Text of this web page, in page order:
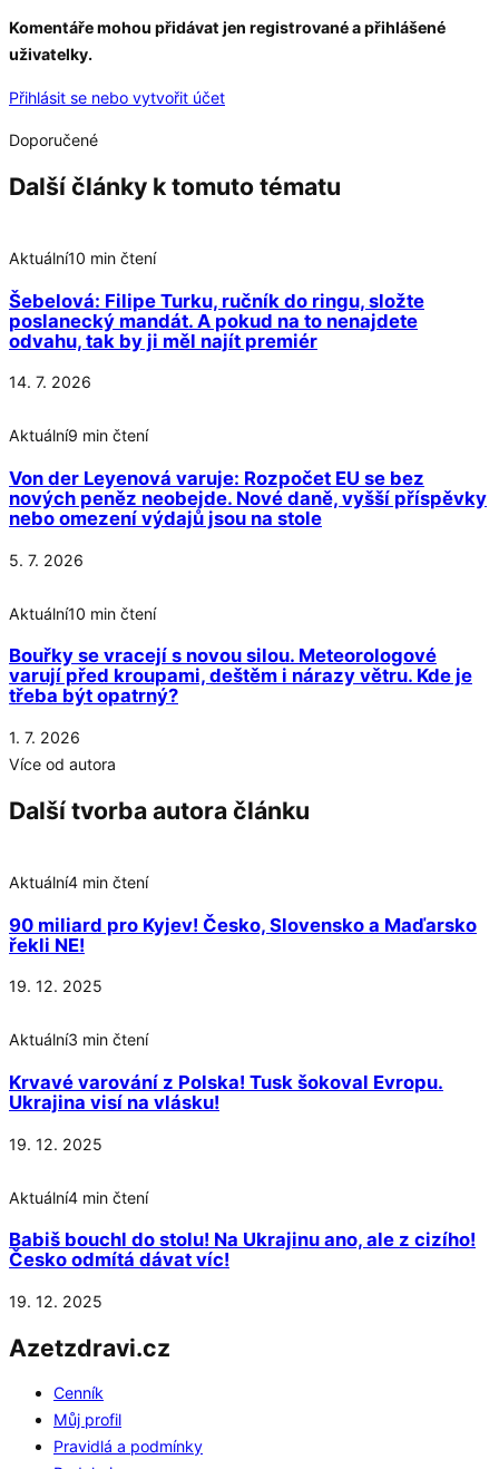
Komentáře mohou přidávat jen registrované a přihlášené
uživatelky.
Přihlásit se nebo vytvořit účet
Doporučené
Další články k tomuto tématu
Aktuální10 min čtení
Šebelová: Filipe Turku, ručník do ringu, složte
poslanecký mandát. A pokud na to nenajdete
odvahu, tak by ji měl najít premiér
14. 7. 2026
Aktuální9 min čtení
Von der Leyenová varuje: Rozpočet EU se bez
nových peněz neobejde. Nové daně, vyšší příspěvky
nebo omezení výdajů jsou na stole
5. 7. 2026
Aktuální10 min čtení
Bouřky se vracejí s novou silou. Meteorologové
varují před kroupami, deštěm i nárazy větru. Kde je
třeba být opatrný?
1. 7. 2026
Více od autora
Další tvorba autora článku
Aktuální4 min čtení
90 miliard pro Kyjev! Česko, Slovensko a Maďarsko
řekli NE!
19. 12. 2025
Aktuální3 min čtení
Krvavé varování z Polska! Tusk šokoval Evropu.
Ukrajina visí na vlásku!
19. 12. 2025
Aktuální4 min čtení
Babiš bouchl do stolu! Na Ukrajinu ano, ale z cizího!
Česko odmítá dávat víc!
19. 12. 2025
Azetzdravi.cz
Cenník
Můj profil
Pravidlá a podmínky